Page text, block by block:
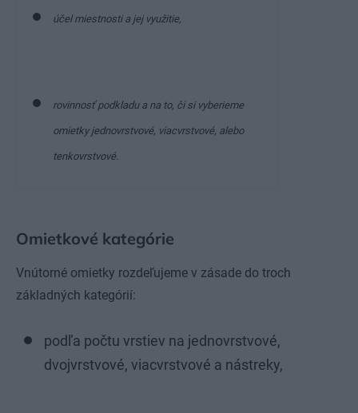
účel miestnosti a jej využitie,
rovinnosť podkladu a na to, či si vyberieme
omietky jednovrstvové, viacvrstvové, alebo
tenkovrstvové.
Omietkové kategórie
Vnútorné omietky rozdeľujeme v zásade do troch
základných kategórií:
podľa počtu vrstiev na jednovrstvové,
dvojvrstvové, viacvrstvové a nástreky,